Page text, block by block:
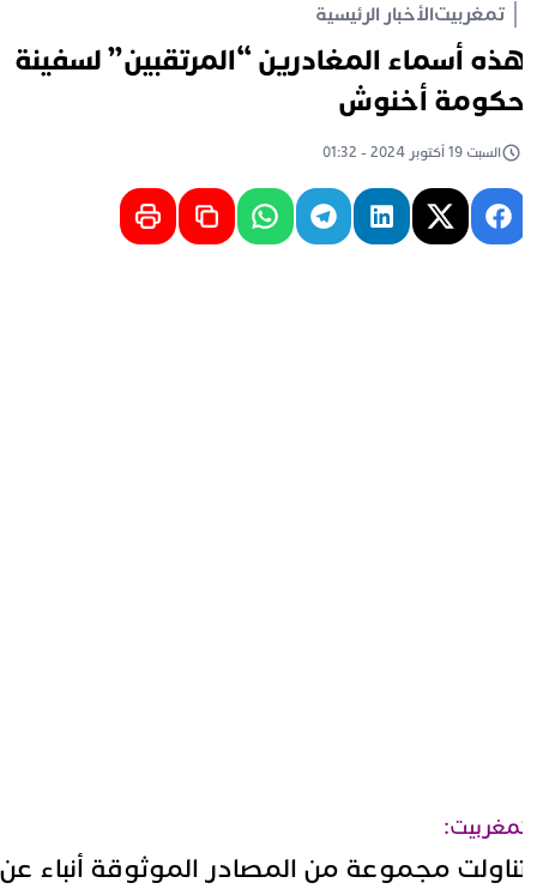
تمغربيتالأخبار الرئيسية
أسماء المغادرين “المرتقبين” لسفينة
أخنوش
السبت 19 أكتوبر 2024 - 01:32
مجموعة من المصادر الموثوقة أنباء عن